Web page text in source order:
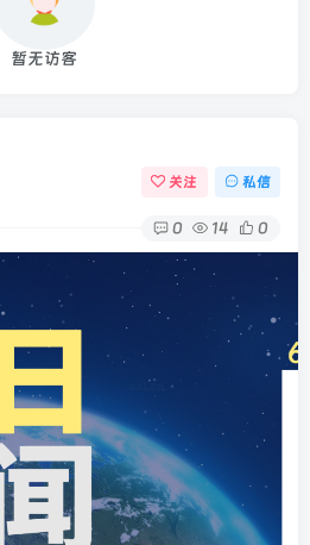
暂无访客
关注 私信
0 14 0